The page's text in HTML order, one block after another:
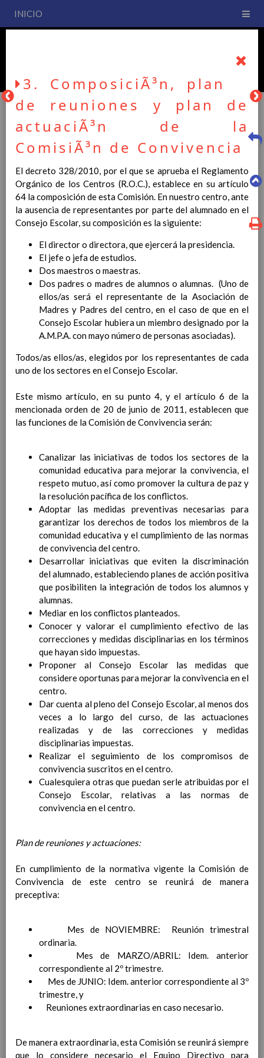
INICIO
CEIP San Fernando
PLAN DE CENTRO
La entrada en vigor del Real Decreto 126/2014, de 28 de
febrero, por el que se establece el currículo básico de la
Educación Primaria, se ha hecho necesario la revisión y
adecuación de nuestro Plan de Centro a esta normativa, el cual
usted podrá consultar desde este sitio web.
Esperamos que sea de su interés.
Contenido
IntroducciÃ³n
AnÃ¡lisis del Contexto
Proyecto Educativo
Marco Normativo
Objetivos propios para la mejora del rendimiento
escolar
CoordinaciÃ³n y concreciÃ³n de los contenidos
curriculares, asÃ­ como el tratamiento transversal
en las Ã¡reas de la educaciÃ³n en valores y otras
noviembre 2019
Objetivos generales 15 noviembre 2019
Ãreas Curriculares
InterrelaciÃ³n de las inteligencias
mÃºltiples con los objetivos generales
y de Ã¡reas curriculares.
Competencias bÃ¡sicas
15 noviembre 2019
ProgramaciÃ³n y relaciÃ³n de los
elementos curriculares del 2Âº ciclo de
e. Infantil
15 noviembre 2019
EvaluaciÃ³n 15 noviembre 2019
educativo
AtenciÃ³n a la diversidad
15 noviembre
2019
Proyecto curricular de ReligiÃ³n
CatÃ³lica en Segundo Ciclo de Infantil
ConcreciÃ³n curricular para la
Ãrea III: Lenguajes:
comunicaciÃ³n y
representaciÃ³n
15 noviembre 2019
Ãrea II: Conocimiento del
medio
15 noviembre 2019
Ãrea I: Conocimiento de sÃ­
mismo y autonomÃ­a
personal
15 noviembre 2019
MetodologÃ­a
CoordinaciÃ³n y concreciÃ³n curricular
Ãrea de Lengua Castellana y
Literatura
las competencias clave
para la etapa. Perfiles de
Ã¡rea y de
competencias
En revisiÃ³n
Objetivos del Ã¡rea
ConcreciÃ³n curricular
3. ComposiciÃ³n, plan
de reuniones y plan de
actuaciÃ³n de la
ComisiÃ³n de Convivencia
El decreto 328/2010, por el que se aprueba el Reglamento
Orgánico de los Centros (R.O.C.), establece en su artículo
64 la composición de esta Comisión. En nuestro centro, ante
la ausencia de representantes por parte del alumnado en el
Consejo Escolar, su composición es la siguiente:
El director o directora, que ejercerá la presidencia.
El jefe o jefa de estudios.
Dos maestros o maestras.
Dos padres o madres de alumnos o alumnas. (Uno de
ellos/as será el representante de la Asociación de
Madres y Padres del centro, en el caso de que en el
Consejo Escolar hubiera un miembro designado por la
A.M.P.A. con mayo número de personas asociadas).
Todos/as ellos/as, elegidos por los representantes de cada
uno de los sectores en el Consejo Escolar.
Este mismo artículo, en su punto 4, y el artículo 6 de la
mencionada orden de 20 de junio de 2011, establecen que
las funciones de la Comisión de Convivencia serán:
Canalizar las iniciativas de todos los sectores de la
comunidad educativa para mejorar la convivencia, el
respeto mutuo, así como promover la cultura de paz y
la resolución pacífica de los conflictos.
Adoptar las medidas preventivas necesarias para
garantizar los derechos de todos los miembros de la
comunidad educativa y el cumplimiento de las normas
de convivencia del centro.
Desarrollar iniciativas que eviten la discriminación
del alumnado, estableciendo planes de acción positiva
que posibiliten la integración de todos los alumnos y
alumnas.
Mediar en los conflictos planteados.
Conocer y valorar el cumplimiento efectivo de las
correcciones y medidas disciplinarias en los términos
que hayan sido impuestas.
Proponer al Consejo Escolar las medidas que
considere oportunas para mejorar la convivencia en el
centro.
Dar cuenta al pleno del Consejo Escolar, al menos dos
veces a lo largo del curso, de las actuaciones
realizadas y de las correcciones y medidas
disciplinarias impuestas.
Realizar el seguimiento de los compromisos de
convivencia suscritos en el centro.
Cualesquiera otras que puedan serle atribuidas por el
Consejo Escolar, relativas a las normas de
convivencia en el centro.
Plan de reuniones y actuaciones:
En cumplimiento de la normativa vigente la Comisión de
Convivencia de este centro se reunirá de manera
preceptiva:
Mes de NOVIEMBRE: Reunión trimestral
ordinaria.
Mes de MARZO/ABRIL: Idem. anterior
correspondiente al 2º trimestre.
Mes de JUNIO: Idem. anterior correspondiente al 3º
trimestre, y
Reuniones extraordinarias en caso necesario.
De manera extraordinaria, esta Comisión se reunirá siempre
que lo considere necesario el Equipo Directivo para